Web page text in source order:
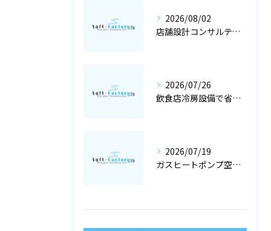
2026/08/02
店舗設計コンサルティングと冷暖房工事で快適な空調設備を大阪府大阪市で実現するポイント
2026/07/26
飲食店冷房設備で省エネと快適を両立する冷暖房工事と空調設備選定の店舗設計術
2026/07/19
ガスヒートポンプ空調で冷暖房工事と空調設備を最適化する店舗設計ガイド